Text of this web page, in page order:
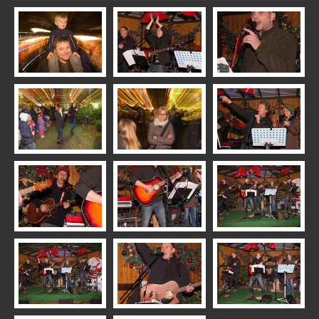
Best of Tanzstudio Baufeld
KuKux & Linda
R7 Renshausen
R7 Weihnachtsmarkt 2015
R7 Weihnachtsmarkt 2014
R7 Weihnachtsmarkt 2018
Theater der Nacht 2010
Street; Fun & Art
Tiere
Landscape
Projekt 365
1985